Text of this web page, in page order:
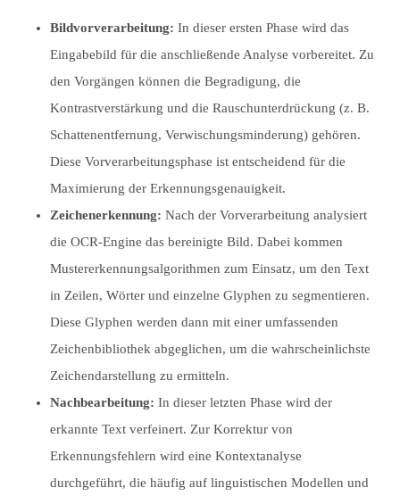
Bildvorverarbeitung: In dieser ersten Phase wird das
Eingabebild für die anschließende Analyse vorbereitet. Zu
den Vorgängen können die Begradigung, die
Kontrastverstärkung und die Rauschunterdrückung (z. B.
Schattenentfernung, Verwischungsminderung) gehören.
Diese Vorverarbeitungsphase ist entscheidend für die
Maximierung der Erkennungsgenauigkeit.
Zeichenerkennung: Nach der Vorverarbeitung analysiert
die OCR-Engine das bereinigte Bild. Dabei kommen
Mustererkennungsalgorithmen zum Einsatz, um den Text
in Zeilen, Wörter und einzelne Glyphen zu segmentieren.
Diese Glyphen werden dann mit einer umfassenden
Zeichenbibliothek abgeglichen, um die wahrscheinlichste
Zeichendarstellung zu ermitteln.
Nachbearbeitung: In dieser letzten Phase wird der
erkannte Text verfeinert. Zur Korrektur von
Erkennungsfehlern wird eine Kontextanalyse
durchgeführt, die häufig auf linguistischen Modellen und